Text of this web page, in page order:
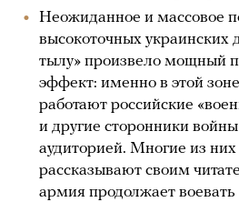
Неожиданное и массовое
высокоточных украинских
тылу» произвело мощный
эффект: именно в этой
работают российские
и другие сторонники
аудиторией. Многие из
рассказывают своим
армия продолжает